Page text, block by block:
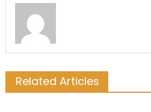
Related Articles